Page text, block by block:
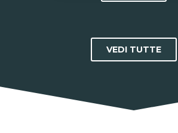
VEDI TUTTE